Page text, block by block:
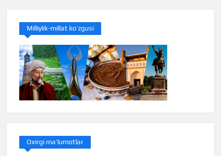
Milliylik-millat ko’zgusi
Oxirgi ma’lumotlar